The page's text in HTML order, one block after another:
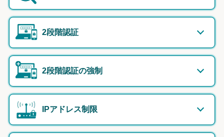
2段階認証
2段階認証の強制
IPアドレス制限